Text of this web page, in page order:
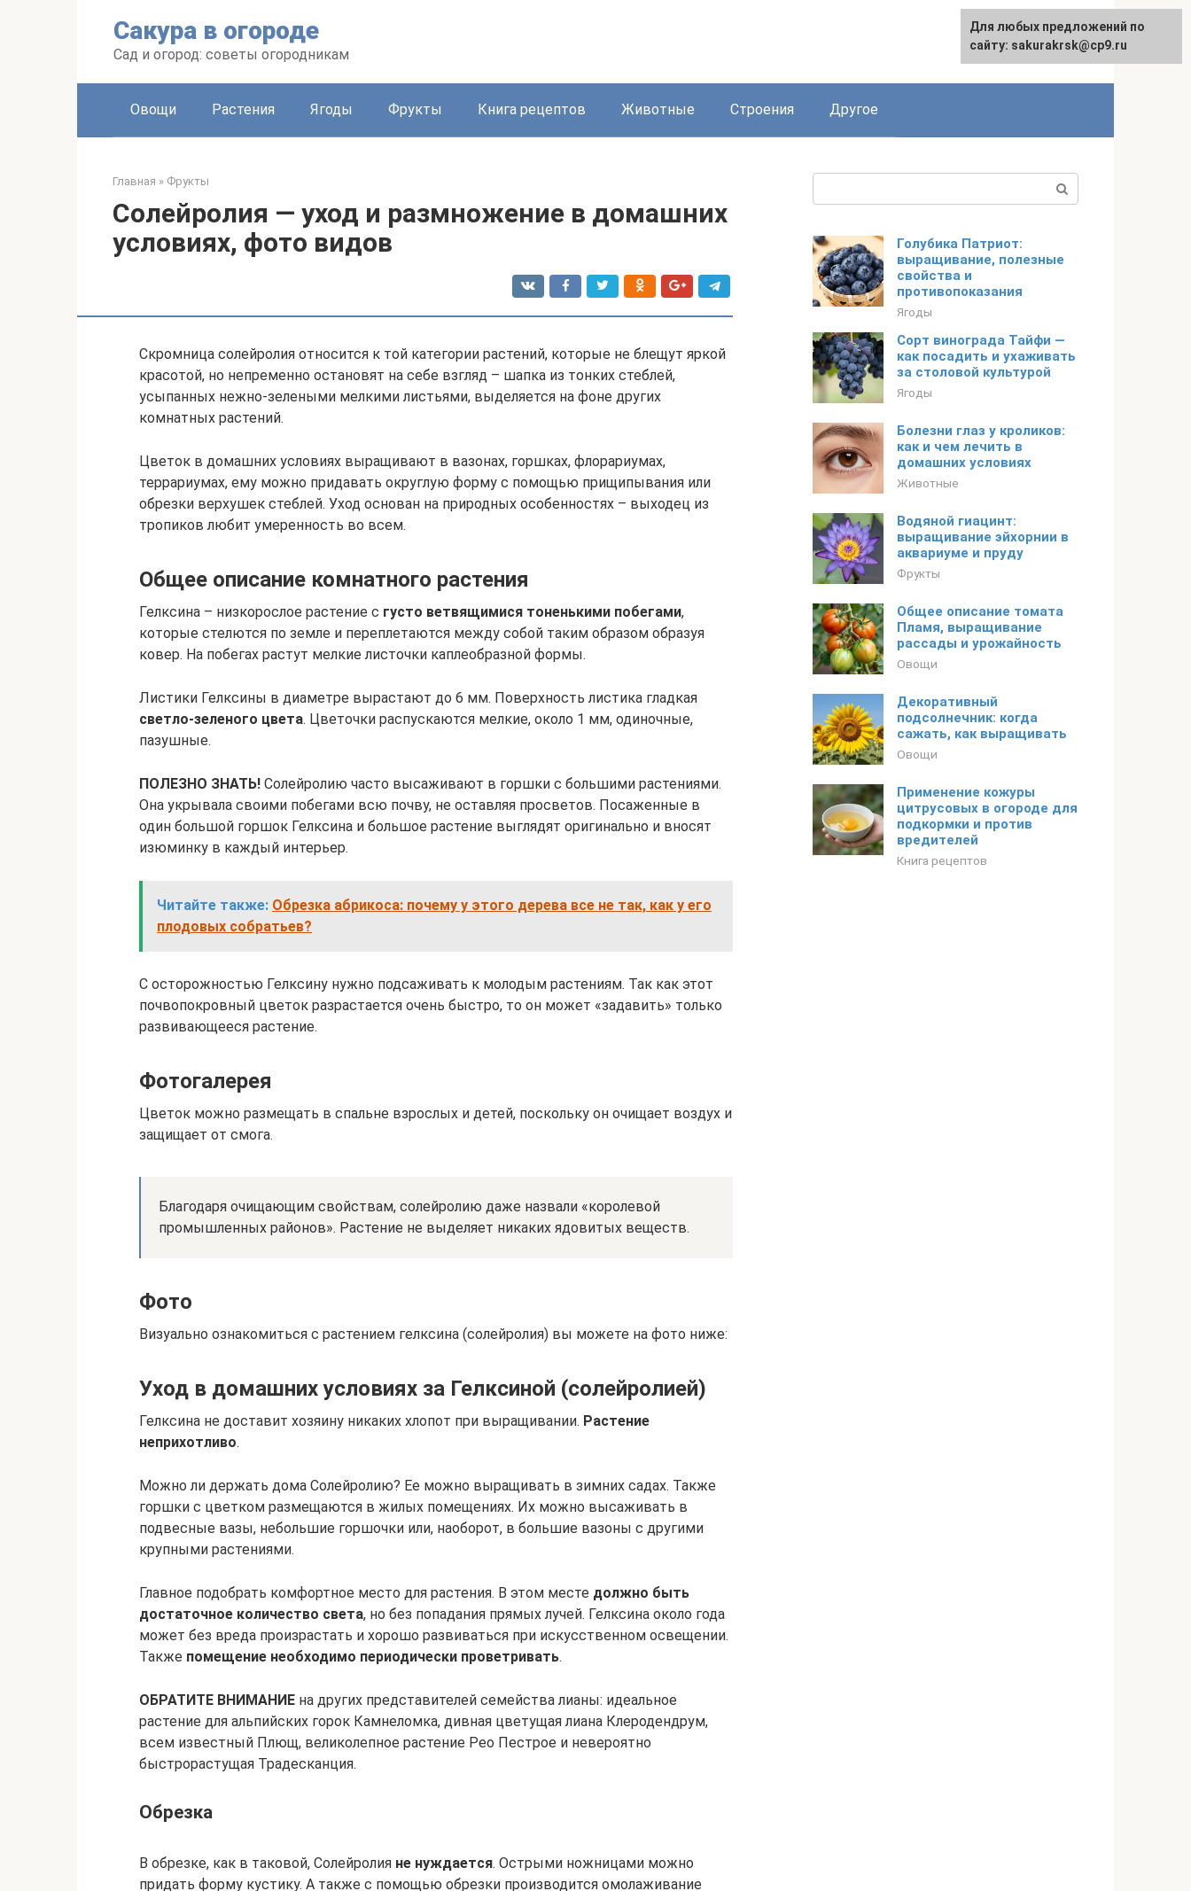
Сакура в огороде
Сад и огород: советы огородникам
English
Овощи Растения Ягоды Фрукты Книга рецептов Животные Строения Другое
Главная » Фрукты
Солейролия — уход и размножение в домашних
условиях, фото видов
Скромница солейролия относится к той категории растений, которые не блещут яркой
красотой, но непременно остановят на себе взгляд – шапка из тонких стеблей,
усыпанных нежно-зелеными мелкими листьями, выделяется на фоне других
комнатных растений.
Цветок в домашних условиях выращивают в вазонах, горшках, флорариумах,
террариумах, ему можно придавать округлую форму с помощью прищипывания или
обрезки верхушек стеблей. Уход основан на природных особенностях – выходец из
тропиков любит умеренность во всем.
Общее описание комнатного растения
Гелксина – низкорослое растение с густо ветвящимися тоненькими побегами,
которые стелются по земле и переплетаются между собой таким образом образуя
ковер. На побегах растут мелкие листочки каплеобразной формы.
Листики Гелксины в диаметре вырастают до 6 мм. Поверхность листика гладкая
светло-зеленого цвета. Цветочки распускаются мелкие, около 1 мм, одиночные,
пазушные.
ПОЛЕЗНО ЗНАТЬ! Солейролию часто высаживают в горшки с большими растениями.
Она укрывала своими побегами всю почву, не оставляя просветов. Посаженные в
один большой горшок Гелксина и большое растение выглядят оригинально и вносят
изюминку в каждый интерьер.
Читайте также: Обрезка абрикоса: почему у этого дерева все не так, как у его
плодовых собратьев?
С осторожностью Гелксину нужно подсаживать к молодым растениям. Так как этот
почвопокровный цветок разрастается очень быстро, то он может «задавить» только
развивающееся растение.
Фотогалерея
Цветок можно размещать в спальне взрослых и детей, поскольку он очищает воздух и
защищает от смога.
Благодаря очищающим свойствам, солейролию даже назвали «королевой
промышленных районов». Растение не выделяет никаких ядовитых веществ.
Фото
Визуально ознакомиться с растением гелксина (солейролия) вы можете на фото ниже:
Уход в домашних условиях за Гелксиной (солейролией)
Гелксина не доставит хозяину никаких хлопот при выращивании. Растение
неприхотливо.
Можно ли держать дома Солейролию? Ее можно выращивать в зимних садах. Также
горшки с цветком размещаются в жилых помещениях. Их можно высаживать в
подвесные вазы, небольшие горшочки или, наоборот, в большие вазоны с другими
крупными растениями.
Главное подобрать комфортное место для растения. В этом месте должно быть
достаточное количество света, но без попадания прямых лучей. Гелксина около года
может без вреда произрастать и хорошо развиваться при искусственном освещении.
Также помещение необходимо периодически проветривать.
ОБРАТИТЕ ВНИМАНИЕ на других представителей семейства лианы: идеальное
растение для альпийских горок Камнеломка, дивная цветущая лиана Клеродендрум,
всем известный Плющ, великолепное растение Рео Пестрое и невероятно
быстрорастущая Традесканция.
Обрезка
В обрезке, как в таковой, Солейролия не нуждается. Острыми ножницами можно
придать форму кустику. А также с помощью обрезки производится омолаживание
Голубика Патриот:
выращивание, полезные
свойства и
противопоказания
Ягоды
Сорт винограда Тайфи —
как посадить и ухаживать
за столовой культурой
Ягоды
Болезни глаз у кроликов:
как и чем лечить в
домашних условиях
Животные
Водяной гиацинт:
выращивание эйхорнии в
аквариуме и пруду
Фрукты
Общее описание томата
Пламя, выращивание
рассады и урожайность
Овощи
Декоративный
подсолнечник: когда
сажать, как выращивать
Овощи
Применение кожуры
цитрусовых в огороде для
подкормки и против
вредителей
Книга рецептов
Для любых предложений по
сайту: sakurakrsk@cp9.ru